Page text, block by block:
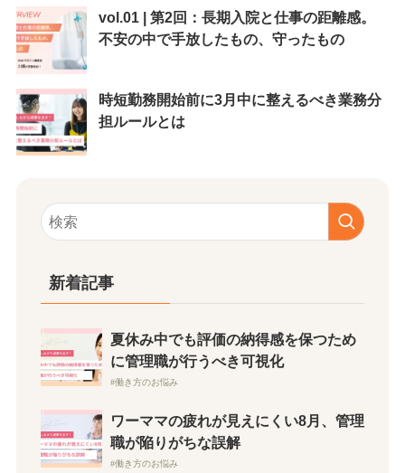
vol.01 | 第2回：長期入院と仕事の距離感。
不安の中で手放したもの、守ったもの
時短勤務開始前に3月中に整えるべき業務分
担ルールとは
新着記事
夏休み中でも評価の納得感を保つため
に管理職が行うべき可視化
働き方のお悩み
ワーママの疲れが見えにくい8月、管理
職が陥りがちな誤解
働き方のお悩み